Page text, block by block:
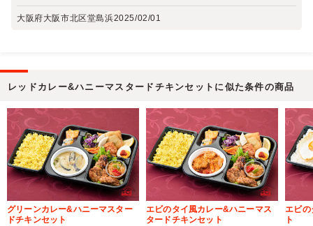
大阪府大阪市北区堂島浜2025/02/01
レッドカレー&ハニーマスタードチキンセットに似た条件の商品
グリーンカレー&ハニーマスター
ドチキンセット
エビのタイ風カレー&ハニーマス
タードチキンセット
エビの
ト